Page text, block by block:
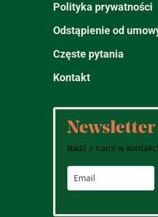
Polityka prywatności
Odstąpienie od
Częste pytania
Kontakt
Newsletter
Bądź z nami w